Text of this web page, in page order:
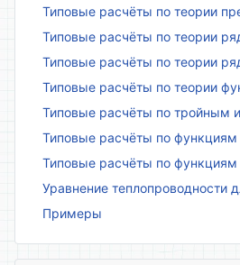
Типовые расчёты по теории
Типовые расчёты по теории
Типовые расчёты по теории
Типовые расчёты по теории
Типовые расчёты по тройным
Типовые расчёты по
Типовые расчёты по
Уравнение теплопроводности
Примеры